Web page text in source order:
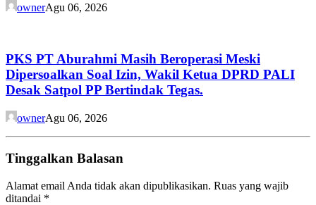
ownerAgu 06, 2026
PKS PT Aburahmi Masih Beroperasi Meski
Dipersoalkan Soal Izin, Wakil Ketua DPRD PALI
Desak Satpol PP Bertindak Tegas.
ownerAgu 06, 2026
Tinggalkan Balasan
Alamat email Anda tidak akan dipublikasikan. Ruas yang wajib
ditandai *